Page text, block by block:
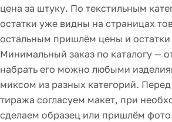
цена за штуку. По текстильным
остатки уже видны на страницах
остальным пришлём цены и остатки
Минимальный заказ по каталогу —
набрать его можно любыми
миксом из разных категорий.
тиража согласуем макет, при
сделаем образец или пришлём